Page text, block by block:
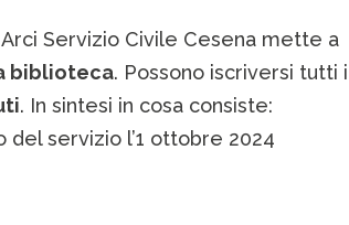
Servizio Civile Cesena mette a
biblioteca. Possono iscriversi tutti i
. In sintesi in cosa consiste:
servizio l’1 ottobre 2024